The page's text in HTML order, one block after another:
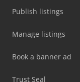
Publish listings
Manage listings
Book a banner ad
Trust Seal